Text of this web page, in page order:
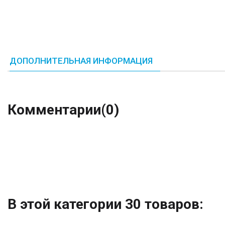
ДОПОЛНИТЕЛЬНАЯ ИНФОРМАЦИЯ
Комментарии(0)
В этой категории 30 товаров: